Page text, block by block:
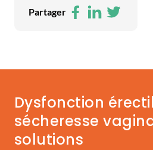
Partager Facebook
LinkedIn
Twitter
Dysfonction
sécheresse
solutions